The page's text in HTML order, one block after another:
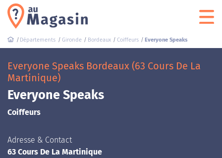
Départements Gironde Bordeaux Coiffeurs Everyone Speaks
Everyone Speaks Bordeaux (63 Cours De La
Martinique)
Everyone Speaks
Coiffeurs
Adresse & Contact
63 Cours De La Martinique